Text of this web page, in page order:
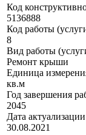
Код
5136888
Код работы
8
Вид работы
Ремонт крыши
Единица
кв.м
Год завершения
2045
Дата
30.08.2021